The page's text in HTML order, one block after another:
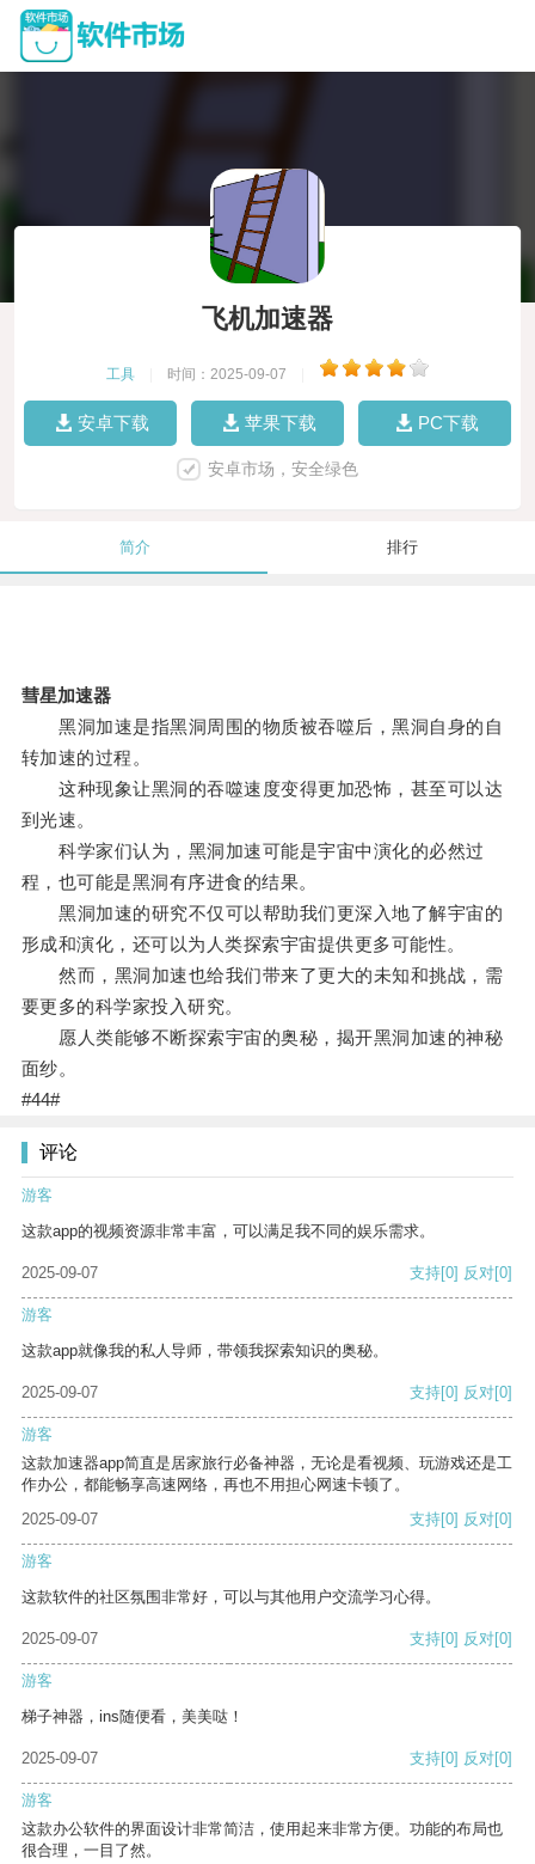
飞机加速器
工具 时间：2025-09-07
安卓下载 苹果下载 PC下载
安卓市场，安全绿色
简介 排行
彗星加速器
黑洞加速是指黑洞周围的物质被吞噬后，黑洞自身的自
转加速的过程。
这种现象让黑洞的吞噬速度变得更加恐怖，甚至可以达
到光速。
科学家们认为，黑洞加速可能是宇宙中演化的必然过
程，也可能是黑洞有序进食的结果。
黑洞加速的研究不仅可以帮助我们更深入地了解宇宙的
形成和演化，还可以为人类探索宇宙提供更多可能性。
然而，黑洞加速也给我们带来了更大的未知和挑战，需
要更多的科学家投入研究。
愿人类能够不断探索宇宙的奥秘，揭开黑洞加速的神秘
面纱。
#44#
评论
游客
这款app的视频资源非常丰富，可以满足我不同的娱乐需求。
2025-09-07 支持[0] 反对[0]
游客
这款app就像我的私人导师，带领我探索知识的奥秘。
2025-09-07 支持[0] 反对[0]
游客
这款加速器app简直是居家旅行必备神器，无论是看视频、玩游戏还是工
作办公，都能畅享高速网络，再也不用担心网速卡顿了。
2025-09-07
支持[0] 反对[0]
游客
这款软件的社区氛围非常好，可以与其他用户交流学习心得。
2025-09-07 支持[0] 反对[0]
游客
梯子神器，ins随便看，美美哒！
2025-09-07 支持[0] 反对[0]
游客
这款办公软件的界面设计非常简洁，使用起来非常方便。功能的布局也
很合理，一目了然。